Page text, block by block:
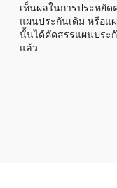
เห็นผลในการประหยัด
แผนประกันเดิม หรือแ
นั้นได้คัดสรรแผนประ
แล้ว